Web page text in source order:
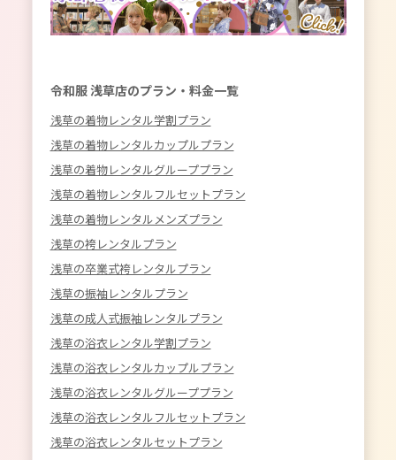
令和服 浅草店のプラン・料金一覧
浅草の着物レンタル学割プラン
浅草の着物レンタルカップルプラン
浅草の着物レンタルグループプラン
浅草の着物レンタルフルセットプラン
浅草の着物レンタルメンズプラン
浅草の袴レンタルプラン
浅草の卒業式袴レンタルプラン
浅草の振袖レンタルプラン
浅草の成人式振袖レンタルプラン
浅草の浴衣レンタル学割プラン
浅草の浴衣レンタルカップルプラン
浅草の浴衣レンタルグループプラン
浅草の浴衣レンタルフルセットプラン
浅草の浴衣レンタルセットプラン